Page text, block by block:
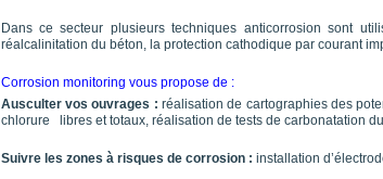
Dans ce secteur plusieurs techniques anticorrosion sont
réalcalinitation du béton, la protection cathodique par courant
Corrosion monitoring vous propose de :
Ausculter vos ouvrages : réalisation de cartographies des
chlorure libres et totaux, réalisation de tests de carbonatation
Suivre les zones à risques de corrosion : installation